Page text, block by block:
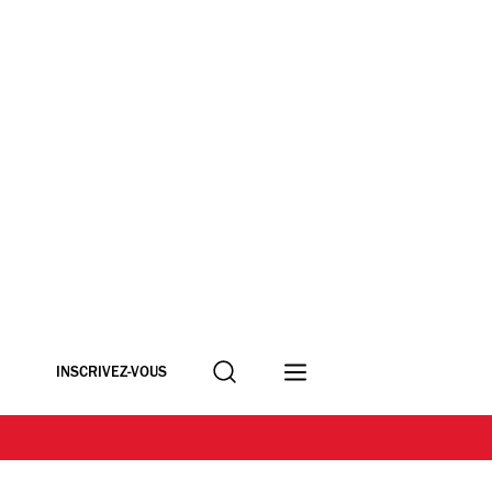
INSCRIVEZ-VOUS Recherche